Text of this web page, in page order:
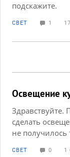
подскажите.
СВЕТ 1
Освещение
Здравствуйте.
сделать
не получилось
СВЕТ 0 1